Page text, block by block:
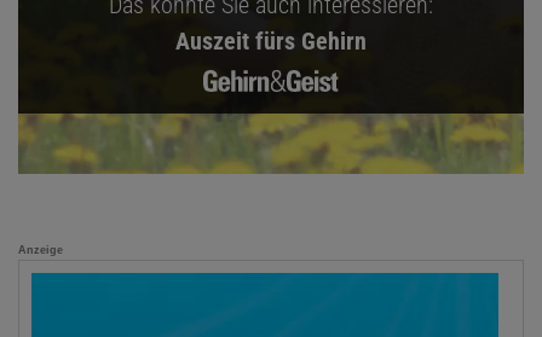
Auszeit fürs Gehirn
Anzeige